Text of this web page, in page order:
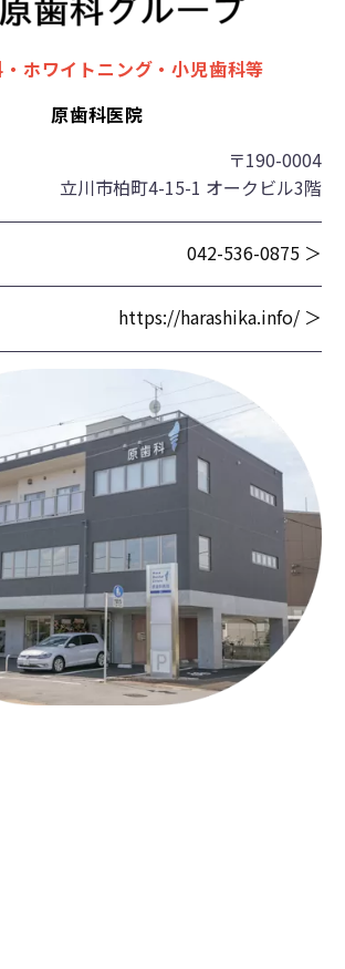
ホワイトニング・小児歯科等
原歯科医院
〒190-0004
立川市柏町4-15-1 オークビル3階
042-536-0875 ＞
https://harashika.info/ ＞